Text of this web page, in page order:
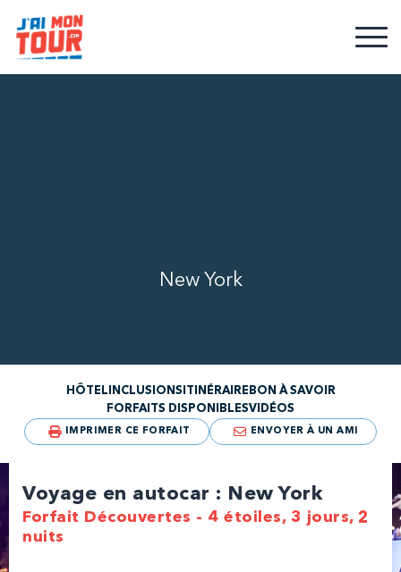
New York
HÔTEL INCLUSIONS ITINÉRAIRE BON À SAVOIR
FORFAITS DISPONIBLESVIDÉOS
IMPRIMER CE FORFAIT ENVOYER À UN AMI
Voyage en autocar : New York
Forfait Découvertes - 4 étoiles, 3 jours, 2
nuits